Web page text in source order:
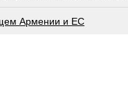
Армении и ЕС